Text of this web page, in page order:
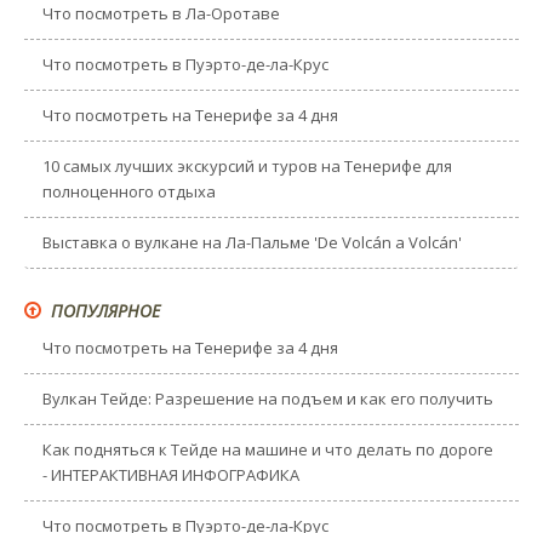
Что посмотреть в Ла-Оротаве
Что посмотреть в Пуэрто-де-ла-Крус
Что посмотреть на Тенерифе за 4 дня
10 самых лучших экскурсий и туров на Тенерифе для
полноценного отдыха
Выставка о вулкане на Ла-Пальме 'De Volcán a Volcán'
ПОПУЛЯРНОЕ
Что посмотреть на Тенерифе за 4 дня
Вулкан Тейде: Разрешение на подъем и как его получить
Как подняться к Тейде на машине и что делать по дороге
- ИНТЕРАКТИВНАЯ ИНФОГРАФИКА
Что посмотреть в Пуэрто-де-ла-Крус